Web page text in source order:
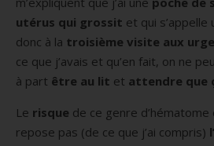
utérus qui grossit et qui s’appelle
donc à la troisième visite aux
ce que j’avais et qu’en fait, on ne
à part être au lit et attendre que
Le risque de ce genre
repose pas (de ce que j’ai compris)